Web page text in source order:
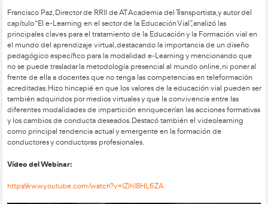
Seguridad Vial 2021-2030.
En representación de La DGT, la Subdirectora adjunta de
José Aparicio mencionó como buenas prácticas en e-
que ofrecen para sus funcionarios, además de específicos
y responsables de las diferentes JPT,s, Destacando la oferta
educación Vial desde“Aula abierta”con cursos dirigidos a
diversos, en la modalidad elearning exponiendo algunos
Proyectos de Educación Vial – diseño y evaluación.
mejora de su seguridad vial.
Educación para la Seguridad Vial para Educadores